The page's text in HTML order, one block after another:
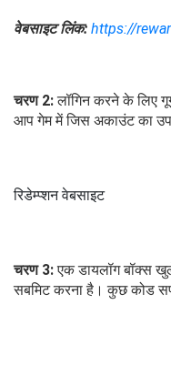
वेबसाइट लिंक: https://
चरण 2:लॉगिन करने के लिए
आप गेम में जिस अकाउंट का
रिडेम्प्शन वेबसाइट
चरण 3:एक डायलॉग बॉक्स
सबमिट करना है। कुछ कोड